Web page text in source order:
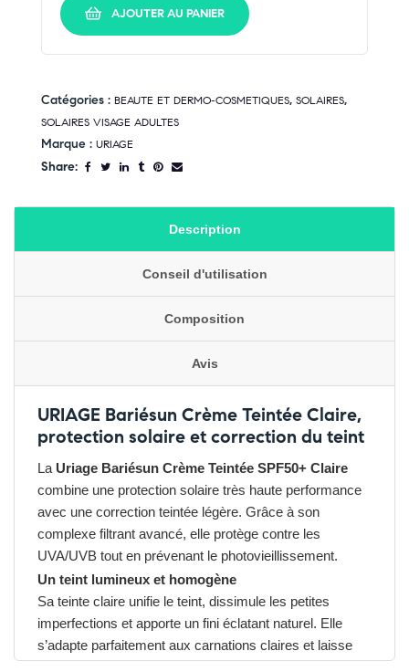
AJOUTER AU PANIER
Catégories : BEAUTE ET DERMO-COSMETIQUES, SOLAIRES,
SOLAIRES VISAGE ADULTES
Marque : URIAGE
Share:
Description
Conseil d'utilisation
Composition
Avis
URIAGE Bariésun Crème Teintée Claire,
protection solaire et correction du teint
La Uriage Bariésun Crème Teintée SPF50+ Claire
combine une protection solaire très haute performance
avec une correction teintée légère. Grâce à son
complexe filtrant avancé, elle protège contre les
UVA/UVB tout en prévenant le photovieillissement.
Un teint lumineux et homogène
Sa teinte claire unifie le teint, dissimule les petites
imperfections et apporte un fini éclatant naturel. Elle
s’adapte parfaitement aux carnations claires et laisse